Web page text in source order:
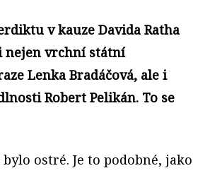
v kauze Davida Ratha
nejen vrchní státní
Lenka Bradáčová, ale i
Robert Pelikán. To se
ostré. Je to podobné, jako